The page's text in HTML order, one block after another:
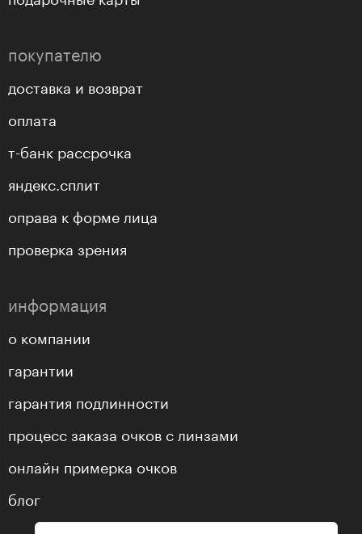
покупателю
доставка и возврат
оплата
т-банк рассрочка
яндекс.сплит
оправа к форме лица
проверка зрения
информация
о компании
гарантии
гарантия подлинности
процесс заказа очков с линзами
онлайн примерка очков
блог